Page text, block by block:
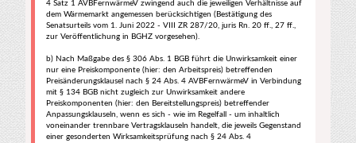
4 Satz 1 AVBFernwärmeV zwingend auch die jeweiligen Verhältnisse auf
dem Wärmemarkt angemessen berücksichtigen (Bestätigung des
Senatsurteils vom 1. Juni 2022 - VIII ZR 287/20, juris Rn. 20 ff., 27 ff.,
zur Veröffentlichung in BGHZ vorgesehen).
b) Nach Maßgabe des § 306 Abs. 1 BGB führt die Unwirksamkeit einer
nur eine Preiskomponente (hier: den Arbeitspreis) betreffenden
Preisänderungsklausel nach § 24 Abs. 4 AVBFernwärmeV in Verbindung
mit § 134 BGB nicht zugleich zur Unwirksamkeit andere
Preiskomponenten (hier: den Bereitstellungspreis) betreffender
Anpassungsklauseln, wenn es sich - wie im Regelfall - um inhaltlich
voneinander trennbare Vertragsklauseln handelt, die jeweils Gegenstand
einer gesonderten Wirksamkeitsprüfung nach § 24 Abs. 4